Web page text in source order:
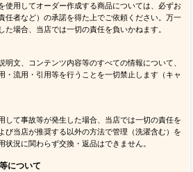
使用してオーダー作成する商品については、必ずお
任者など）の承諾を得た上でご依頼ください。万一
た場合、当店では一切の責任を負いかねます。
明文、コンテンツ内容等のすべての情報について、
・流用・引用等を行うことを一切禁止します（キャ
して事故等が発生した場合、当店では一切の責任を
び当店が推奨する以外の方法で管理（洗濯含む）を
状況に関わらず交換・返品はできません。
について